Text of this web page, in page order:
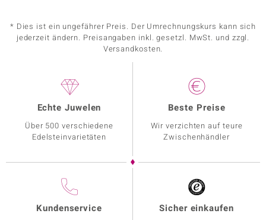
* Dies ist ein ungefährer Preis. Der Umrechnungskurs kann sich
jederzeit ändern. Preisangaben inkl. gesetzl. MwSt. und zzgl.
Versandkosten.
Echte Juwelen
Über 500 verschiedene
Edelsteinvarietäten
Beste Preise
Wir verzichten auf teure
Zwischenhändler
Kundenservice Sicher einkaufen